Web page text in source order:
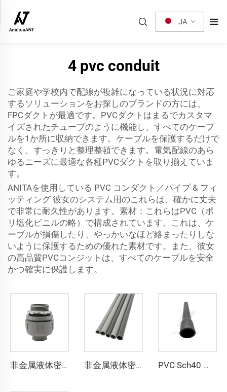
JA
4 pvc conduit
ご家庭や学校内で配線が複雑になっている状況に対応
するソリューションをお探しのブランドの方には、
FPCダクトが最適です。PVCダクトはまるでカスタマ
イズされたチューブのように機能し、すべてのケーブ
ルを1か所に収納できます。ケーブルを保護するだけで
なく、すっきりと整理整頓できます。電気配線のあら
ゆるニーズに最適な各種PVCダクトを取り揃えていま
す。
ANITAを使用している PVC コンダクト／パイプ & フィ
ッティング 彼女のシステム用のこれらは、確かに丈夫
で非常に耐久性があります。素材：これらはPVC（ポ
リ塩化ビニルの略）で構成されています。これは、ケ
ーブルが損傷したり、やっかいなほど絡まったりしな
いように保護するための優れた素材です。また、彼女
の高品質PVCコンジットは、すべてのケーブルを安全
かつ確実に保護します。
非金属液体密閉コンダクト ストレート 非金属液体密閉コンダクト PVC Sch40 コンダクト